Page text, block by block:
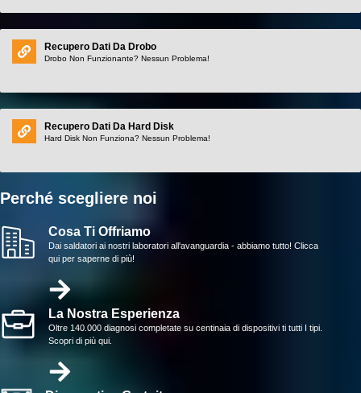
Recupero Dati Da Drobo
Drobo Non Funzionante? Nessun Problema!
Recupero Dati Da Hard Disk
Hard Disk Non Funziona? Nessun Problema!
Perché scegliere noi
Cosa Ti Offriamo
Dai saldatori ai nostri laboratori all'avanguardia - abbiamo tutto! Clicca
qui per saperne di più!
La Nostra Esperienza
Oltre 140.000 diagnosi completate su centinaia di dispositivi ti tutti I tipi.
Scopri di più qui.